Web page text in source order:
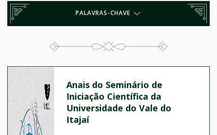
PALAVRAS-CHAVE
Anais do Seminário de
Iniciação Científica da
Universidade do Vale do
Itajaí